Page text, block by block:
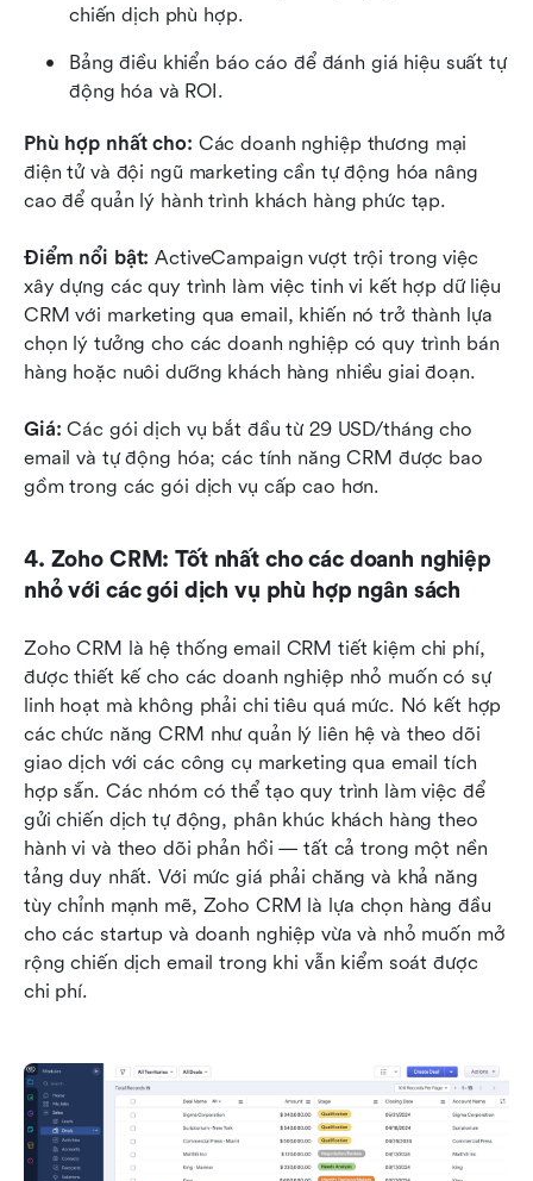
chiến dịch phù hợp.
Bảng điều khiển báo cáo để đánh giá hiệu suất tự
động hóa và ROI.
Phù hợp nhất cho: Các doanh nghiệp thương mại
điện tử và đội ngũ marketing cần tự động hóa nâng
cao để quản lý hành trình khách hàng phức tạp.
Điểm nổi bật: ActiveCampaign vượt trội trong việc
xây dựng các quy trình làm việc tinh vi kết hợp dữ liệu
CRM với marketing qua email, khiến nó trở thành lựa
chọn lý tưởng cho các doanh nghiệp có quy trình bán
hàng hoặc nuôi dưỡng khách hàng nhiều giai đoạn.
Giá: Các gói dịch vụ bắt đầu từ 29 USD/tháng cho
email và tự động hóa; các tính năng CRM được bao
gồm trong các gói dịch vụ cấp cao hơn.
4. Zoho CRM: Tốt nhất cho các doanh nghiệp
nhỏ với các gói dịch vụ phù hợp ngân sách
Zoho CRM là hệ thống email CRM tiết kiệm chi phí,
được thiết kế cho các doanh nghiệp nhỏ muốn có sự
linh hoạt mà không phải chi tiêu quá mức. Nó kết hợp
các chức năng CRM như quản lý liên hệ và theo dõi
giao dịch với các công cụ marketing qua email tích
hợp sẵn. Các nhóm có thể tạo quy trình làm việc để
gửi chiến dịch tự động, phân khúc khách hàng theo
hành vi và theo dõi phản hồi — tất cả trong một nền
tảng duy nhất. Với mức giá phải chăng và khả năng
tùy chỉnh mạnh mẽ, Zoho CRM là lựa chọn hàng đầu
cho các startup và doanh nghiệp vừa và nhỏ muốn mở
rộng chiến dịch email trong khi vẫn kiểm soát được
chi phí.